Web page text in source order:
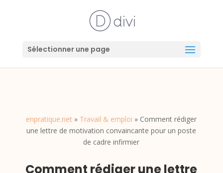
Sélectionner une page
enpratique.net » Travail & emploi » Comment rédiger
une lettre de motivation convaincante pour un poste
de cadre infirmier
Comment rédiger une lettre